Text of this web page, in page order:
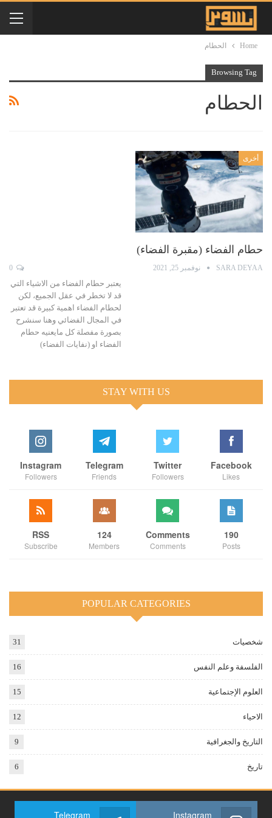
Home الحطام
Browsing Tag
الحطام
أخرى
حطام الفضاء (مقبرة الفضاء)
SARA DEYAA نوفمبر 25, 2021
يعتبر حطام الفضاء من الاشياء التي
قد لا تخطر في عقل الجميع، لكن
لحطام الفضاء اهمية كبيرة قد تعتبر
في المجال الفضائي وهنا سنشرح
بصورة مفصلة كل مايعنيه حطام
الفضاء او (نفايات الفضاء)
STAY WITH US
Facebook
Likes
Twitter
Followers
Telegram
Friends
Instagram
Followers
190
Posts
Comments
Comments
124
Members
RSS
Subscribe
POPULAR CATEGORIES
شخصيات 31
الفلسفة وعلم النفس 16
العلوم الإجتماعية 15
الاحياء 12
التاريخ والجغرافية 9
تاريخ 6
Instagram
Telegram